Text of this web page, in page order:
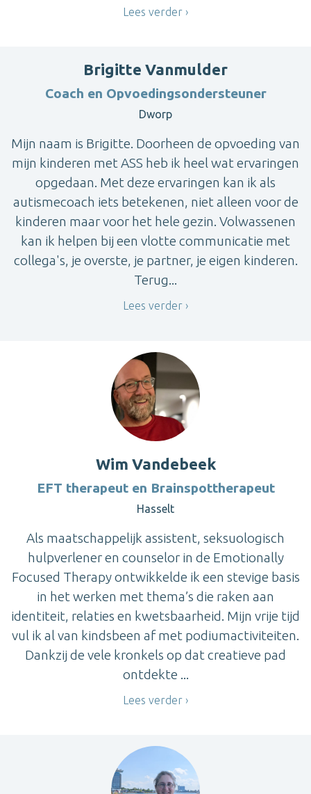
Lees verder
Brigitte Vanmulder
Coach en Opvoedingsondersteuner
Dworp
Mijn naam is Brigitte. Doorheen de opvoeding van
mijn kinderen met ASS heb ik heel wat ervaringen
opgedaan. Met deze ervaringen kan ik als
autismecoach iets betekenen, niet alleen voor de
kinderen maar voor het hele gezin. Volwassenen
kan ik helpen bij een vlotte communicatie met
collega's, je overste, je partner, je eigen kinderen.
Terug...
Lees verder
Wim Vandebeek
EFT therapeut en Brainspottherapeut
Hasselt
Als maatschappelijk assistent, seksuologisch
hulpverlener en counselor in de Emotionally
Focused Therapy ontwikkelde ik een stevige basis
in het werken met thema’s die raken aan
identiteit, relaties en kwetsbaarheid. Mijn vrije tijd
vul ik al van kindsbeen af met podiumactiviteiten.
Dankzij de vele kronkels op dat creatieve pad
ontdekte ...
Lees verder